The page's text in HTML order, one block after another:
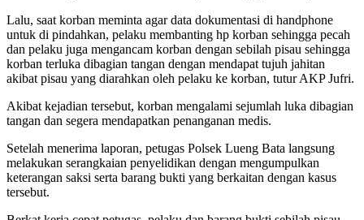
Lalu, saat korban meminta agar data dokumentasi di handphone
untuk di pindahkan, pelaku membanting hp korban sehingga pecah
dan pelaku juga mengancam korban dengan sebilah pisau sehingga
korban terluka dibagian tangan dengan mendapat tujuh jahitan
akibat pisau yang diarahkan oleh pelaku ke korban, tutur AKP Jufri.
Akibat kejadian tersebut, korban mengalami sejumlah luka dibagian
tangan dan segera mendapatkan penanganan medis.
Setelah menerima laporan, petugas Polsek Lueng Bata langsung
melakukan serangkaian penyelidikan dengan mengumpulkan
keterangan saksi serta barang bukti yang berkaitan dengan kasus
tersebut.